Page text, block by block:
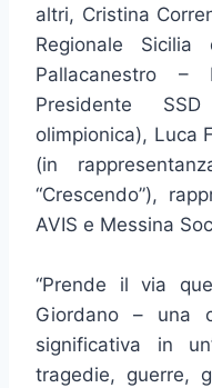
altri, Cristina
Regionale Sicilia
Pallacanestro –
Presidente
olimpionica), Luca
(in
“Crescendo”),
AVIS e Messina
“Prende il via
Giordano – una
significativa in
tragedie, guerre,